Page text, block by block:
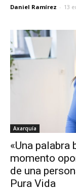
Daniel Ramírez - 13
Axarquía
«Una palabra
momento
de una
Pura Vida